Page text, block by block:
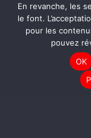
En revanche, les
le font.
pour les
pouvez
OK